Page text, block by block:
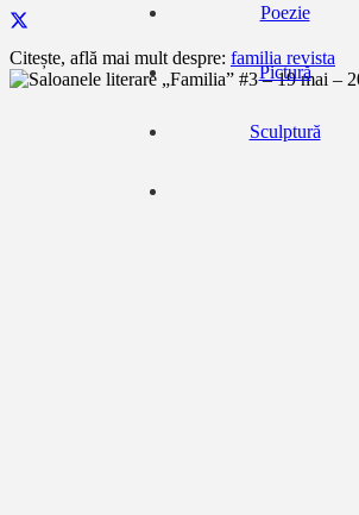
Poezie
Pictură
Sculptură
Citește, află mai mult despre: familia revista